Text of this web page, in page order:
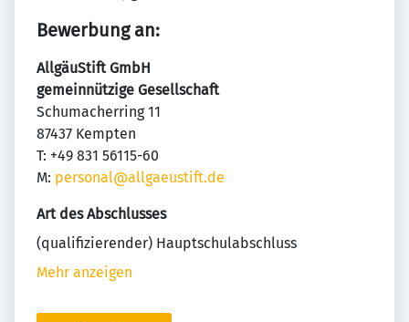
Bewerbung an:
AllgäuStift GmbH
gemeinnützige Gesellschaft
Schumacherring 11
87437 Kempten
T: +49 831 56115-60
M: personal@allgaeustift.de
Art des Abschlusses
(qualifizierender) Hauptschulabschluss
Mehr anzeigen